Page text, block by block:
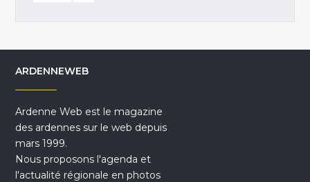
ARDENNEWEB
Ardenne Web est le magazine
des ardennes sur le web depuis
mars 1999.
Nous proposons l'agenda et
l'actualité régionale en photos